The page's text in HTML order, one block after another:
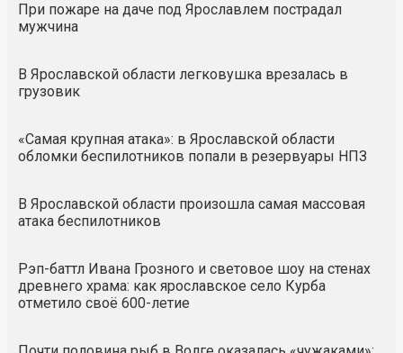
При пожаре на даче под Ярославлем пострадал
мужчина
В Ярославской области легковушка врезалась в
грузовик
«Самая крупная атака»: в Ярославской области
обломки беспилотников попали в резервуары НПЗ
В Ярославской области произошла самая массовая
атака беспилотников
Рэп-баттл Ивана Грозного и световое шоу на стенах
древнего храма: как ярославское село Курба
отметило своё 600-летие